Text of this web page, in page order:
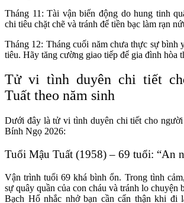
Tháng 11: Tài vận biến động do hung tinh
chi tiêu chặt chẽ và tránh để tiền bạc làm rạn
Tháng 12: Tháng cuối năm chưa thực sự bình
tiêu. Hãy tăng cường giao tiếp để gia đình hòa
Tử vi tình duyên chi tiết
Tuất theo năm sinh
Dưới đây là tử vi tình duyên chi tiết cho
Bính Ngọ 2026:
Tuổi Mậu Tuất (1958) – 69 tuổi: “An
Vận trình tuổi 69 khá bình ổn. Trong tình
sự quây quần của con cháu và tránh lo chuyện
Bạch Hổ nhắc nhở bạn cần cẩn thận khi đi